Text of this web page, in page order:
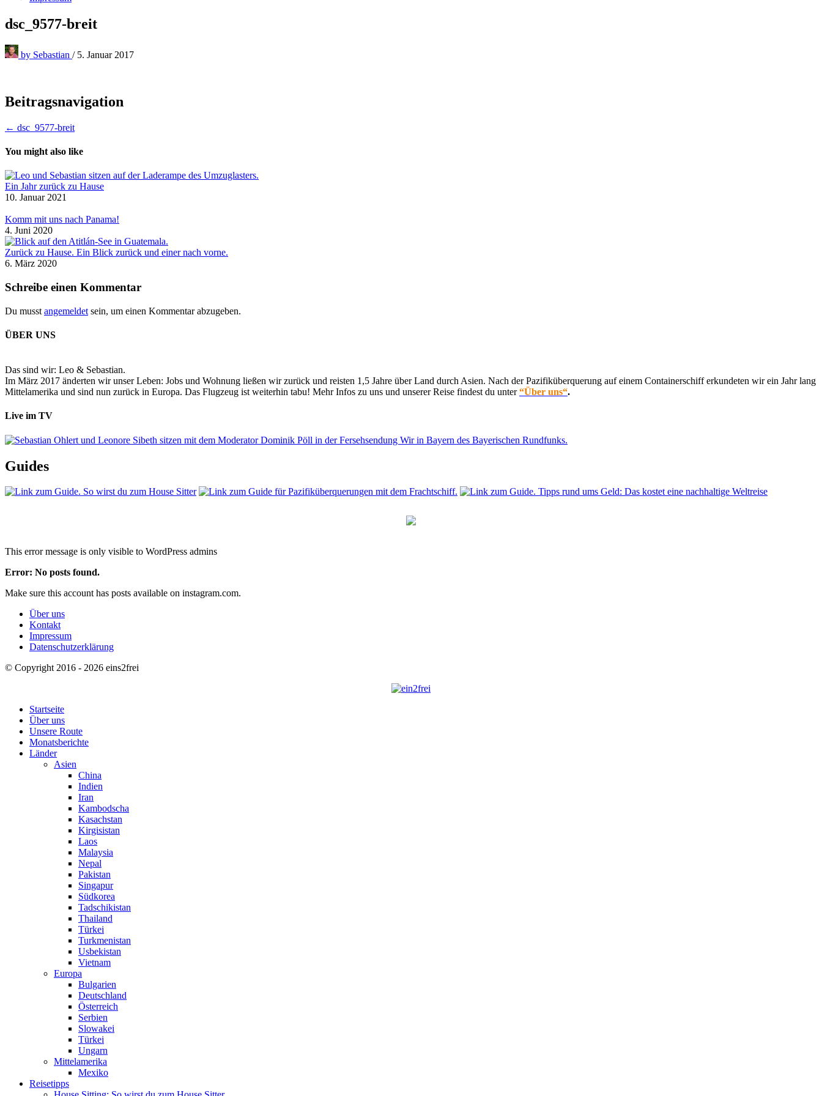
dsc_9577-breit
by Sebastian / 5. Januar 2017
Beitragsnavigation
← dsc_9577-breit
You might also like
Ein Jahr zurück zu Hause
10. Januar 2021
Komm mit uns nach Panama!
4. Juni 2020
Zurück zu Hause. Ein Blick zurück und einer nach vorne.
6. März 2020
Schreibe einen Kommentar
Du musst angemeldet sein, um einen Kommentar abzugeben.
ÜBER UNS
Das sind wir: Leo & Sebastian.
Im März 2017 änderten wir unser Leben: Jobs und Wohnung ließen wir zurück und reisten 1,5 Jahre über Land durch Asien. Nach der Pazifiküberquerung auf einem Containerschiff erkundeten wir ein Jahr lang
Mittelamerika und sind nun zurück in Europa. Das Flugzeug ist weiterhin tabu! Mehr Infos zu uns und unserer Reise findest du unter“Über uns“.
Live im TV
Guides
This error message is only visible to WordPress admins
Error: No posts found.
Make sure this account has posts available on instagram.com.
Über uns
Kontakt
Impressum
Datenschutzerklärung
© Copyright 2016 - 2026 eins2frei
Startseite
Über uns
Unsere Route
Monatsberichte
Länder
Asien
China
Indien
Iran
Kambodscha
Kasachstan
Kirgisistan
Laos
Malaysia
Nepal
Pakistan
Singapur
Südkorea
Tadschikistan
Thailand
Türkei
Turkmenistan
Usbekistan
Vietnam
Europa
Bulgarien
Deutschland
Österreich
Serbien
Slowakei
Türkei
Ungarn
Mittelamerika
Mexiko
Reisetipps